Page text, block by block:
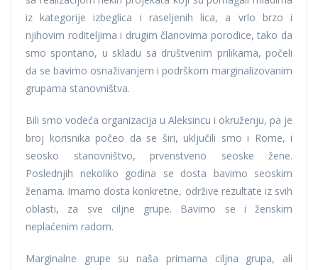
iz kategorije izbeglica i raseljenih lica, a vrlo brzo i
njihovim roditeljima i drugim članovima porodice, tako da
smo spontano, u skladu sa društvenim prilikama, počeli
da se bavimo osnaživanjem i podrškom marginalizovanim
grupama stanovništva.
Bili smo vodeća organizacija u Aleksincu i okruženju, pa je
broj korisnika počeo da se širi, uključili smo i Rome, i
seosko stanovništvo, prvenstveno seoske žene.
Poslednjih nekoliko godina se dosta bavimo seoskim
ženama. Imamo dosta konkretne, održive rezultate iz svih
oblasti, za sve ciljne grupe. Bavimo se i ženskim
neplaćenim radom.
Marginalne grupe su naša primarna ciljna grupa, ali